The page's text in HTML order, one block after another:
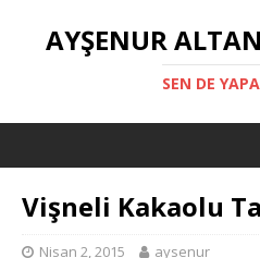
AYŞENUR
SEN DE
Vişneli Kakaolu
Nisan 2, 2015 aysenur